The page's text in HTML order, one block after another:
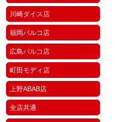
川崎ダイス店
福岡パルコ店
広島パルコ店
町田モディ店
上野ABAB店
全店共通